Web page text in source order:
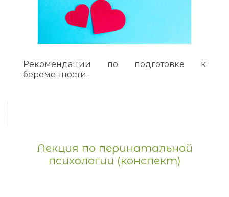
Рекомендации по подготовке к
беременности.
Лекция по перинатальной
психологии (конспект)